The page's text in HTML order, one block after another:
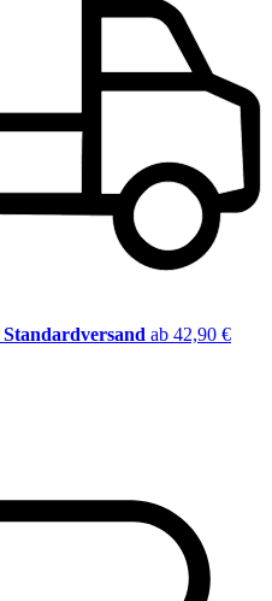
ab 42,90 €